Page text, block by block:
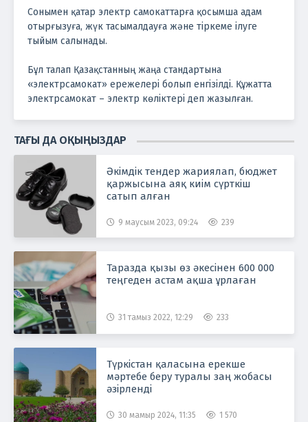
Сонымен қатар электр самокаттарға қосымша адам
отырғызуға, жүк тасымалдауға және тіркеме ілуге
тыйым салынады.
Бұл талап Қазақстанның жаңа стандартына
«электрсамокат» ережелері болып енгізілді. Құжатта
электрсамокат – электр көліктері деп жазылған.
ТАҒЫ ДА ОҚЫҢЫЗДАР
Әкімдік тендер жариялап, бюджет
қаржысына аяқ киім сүрткіш
сатып алған
9 маусым 2023, 09:24 239
Таразда қызы өз әкесінен 600 000
теңгеден астам ақша ұрлаған
31 тамыз 2022, 12:29 233
Түркістан қаласына ерекше
мәртебе беру туралы заң жобасы
әзірленді
30 мамыр 2024, 11:35 1 570